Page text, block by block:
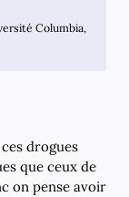
Columbia,
drogues
que ceux de
on pense avoir